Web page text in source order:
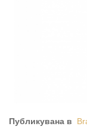
Публикувана в